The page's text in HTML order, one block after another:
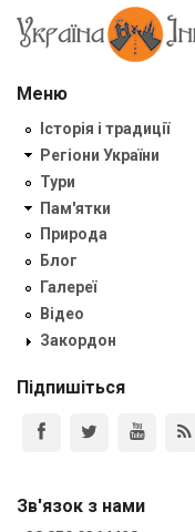
Меню
Історія і традиції
Регіони України
Тури
Пам'ятки
Природа
Блог
Галереї
Відео
Закордон
Підпишіться
Зв'язок з нами